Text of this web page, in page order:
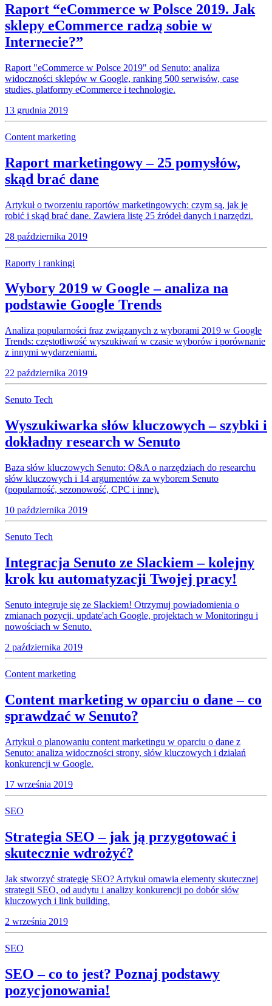
Raport “eCommerce w Polsce 2019. Jak
sklepy eCommerce radzą sobie w
Internecie?”
Raport "eCommerce w Polsce 2019" od Senuto: analiza
widoczności sklepów w Google, ranking 500 serwisów, case
studies, platformy eCommerce i technologie.
13 grudnia 2019
Content marketing
Raport marketingowy – 25 pomysłów,
skąd brać dane
Artykuł o tworzeniu raportów marketingowych: czym są, jak je
robić i skąd brać dane. Zawiera listę 25 źródeł danych i narzędzi.
28 października 2019
Raporty i rankingi
Wybory 2019 w Google – analiza na
podstawie Google Trends
Analiza popularności fraz związanych z wyborami 2019 w Google
Trends: częstotliwość wyszukiwań w czasie wyborów i porównanie
z innymi wydarzeniami.
22 października 2019
Senuto Tech
Wyszukiwarka słów kluczowych – szybki i
dokładny research w Senuto
Baza słów kluczowych Senuto: Q&A o narzędziach do researchu
słów kluczowych i 14 argumentów za wyborem Senuto
(popularność, sezonowość, CPC i inne).
10 października 2019
Senuto Tech
Integracja Senuto ze Slackiem – kolejny
krok ku automatyzacji Twojej pracy!
Senuto integruje się ze Slackiem! Otrzymuj powiadomienia o
zmianach pozycji, update'ach Google, projektach w Monitoringu i
nowościach w Senuto.
2 października 2019
Content marketing
Content marketing w oparciu o dane – co
sprawdzać w Senuto?
Artykuł o planowaniu content marketingu w oparciu o dane z
Senuto: analiza widoczności strony, słów kluczowych i działań
konkurencji w Google.
17 września 2019
SEO
Strategia SEO – jak ją przygotować i
skutecznie wdrożyć?
Jak stworzyć strategię SEO? Artykuł omawia elementy skutecznej
strategii SEO, od audytu i analizy konkurencji po dobór słów
kluczowych i link building.
2 września 2019
SEO
SEO – co to jest? Poznaj podstawy
pozycjonowania!